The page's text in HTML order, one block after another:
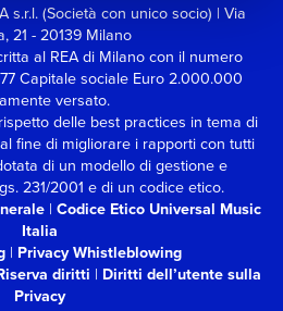
s.r.l. (Società con unico socio) | Via
21 - 20139 Milano
al REA di Milano con il numero
Capitale sociale Euro 2.000.000
versato.
delle best practices in tema di
fine di migliorare i rapporti con tutti
di un modello di gestione e
231/2001 e di un codice etico.
| Codice Etico Universal Music
Italia
| Privacy Whistleblowing
diritti | Diritti dell’utente sulla
Privacy